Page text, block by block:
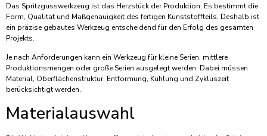
Das Spritzgusswerkzeug ist das Herzstück der Produktion. Es bestimmt die
Form, Qualität und Maßgenauigkeit des fertigen Kunststoffteils. Deshalb ist
ein präzise gebautes Werkzeug entscheidend für den Erfolg des gesamten
Projekts.
Je nach Anforderungen kann ein Werkzeug für kleine Serien, mittlere
Produktionsmengen oder große Serien ausgelegt werden. Dabei müssen
Material, Oberflächenstruktur, Entformung, Kühlung und Zykluszeit
berücksichtigt werden.
Materialauswahl